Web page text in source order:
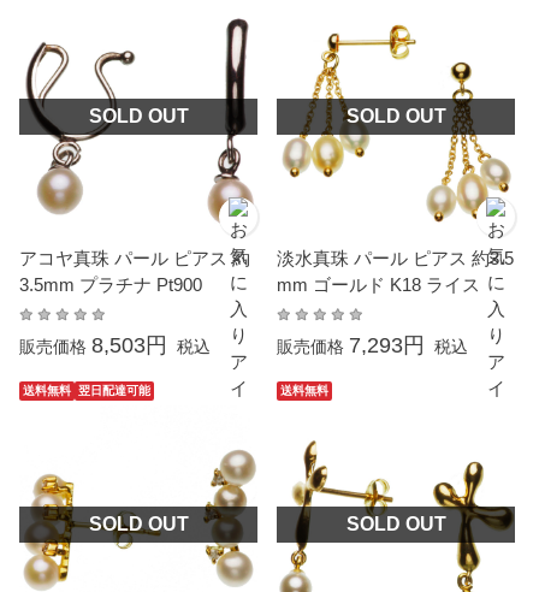
SOLD OUT
アコヤ真珠 パール ピアス 約
3.5mm プラチナ Pt900
販売価格 8,503円 税込
SOLD OUT
淡水真珠 パール ピアス 約3.5
mm ゴールド K18 ライス
販売価格 7,293円 税込
送料無料 翌日配達可能
SOLD OUT
送料無料
SOLD OUT